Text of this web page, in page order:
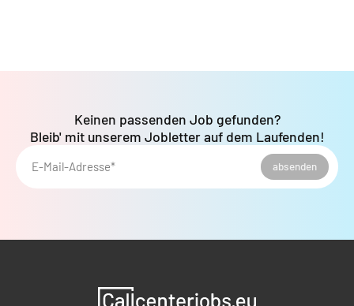
E-Mail-Adresse* absenden
Keinen passenden Job gefunden?
Bleib' mit unserem Jobletter auf dem Laufenden!